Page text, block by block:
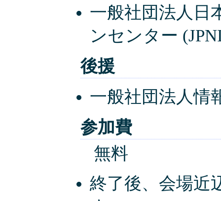
一般社団法人日
ンセンター
後援
一般社団法人情
参加費
無料
終了後、会場近